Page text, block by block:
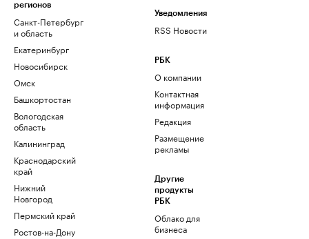
регионов
Санкт-Петербург
и область
Екатеринбург
Новосибирск
Омск
Башкортостан
Вологодская
область
Калининград
Краснодарский
край
Нижний
Новгород
Пермский край
Ростов-на-Дону
Уведомления
RSS Новости
РБК
О компании
Контактная
информация
Редакция
Размещение
рекламы
Другие
продукты
РБК
Облако для
бизнеса